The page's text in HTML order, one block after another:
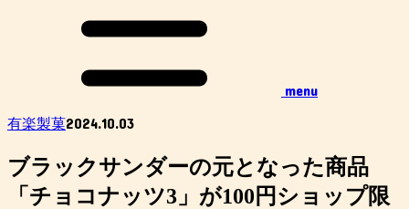
menu
有楽製菓2024.10.03
ブラックサンダーの元となった商品
「チョコナッツ3」が100円ショップ限